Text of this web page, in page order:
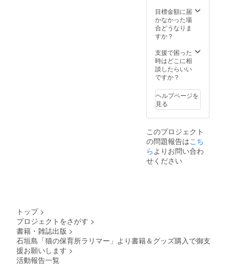
カード
３枚つ
き
目標金額に届
かなかった場
合どうなりま
すか？
支援で困った
時はどこに相
談したらいい
ですか？
ヘルプページを
見る
このプロジェクト
の問題報告はこち
らよりお問い合わ
せください
トップ >
プロジェクトをさがす >
書籍・雑誌出版 >
石垣島「猫の保育所ラリマー」より書籍＆グッズ購入で御支
援お願いします >
活動報告一覧